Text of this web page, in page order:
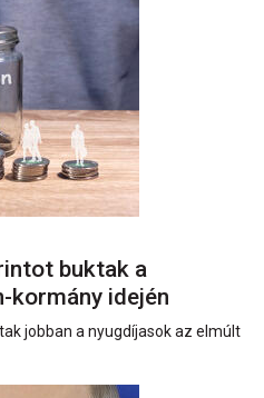
buktak a
kormány idején
jobban a nyugdíjasok az elmúlt